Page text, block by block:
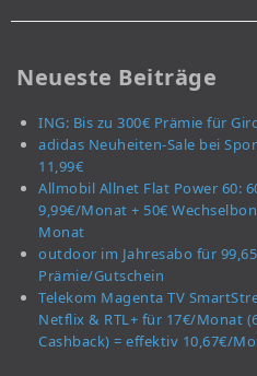
Neueste Beiträge
ING: Bis zu 300€ Prämie für
adidas Neuheiten-Sale bei
11,99€
Allmobil Allnet Flat Power 60:
9,99€/Monat + 50€
Monat
outdoor im Jahresabo für
Prämie/Gutschein
Telekom Magenta TV
Netflix & RTL+ für 17€/Monat
Cashback) = effektiv 10,67€/